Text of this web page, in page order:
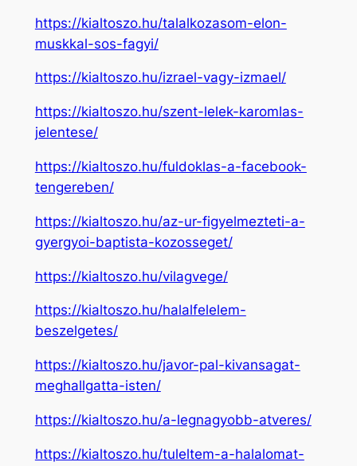
https://kialtoszo.hu/talalkozasom-elon-
muskkal-sos-fagyi/
https://kialtoszo.hu/izrael-vagy-izmael/
https://kialtoszo.hu/szent-lelek-karomlas-
jelentese/
https://kialtoszo.hu/fuldoklas-a-facebook-
tengereben/
https://kialtoszo.hu/az-ur-figyelmezteti-a-
gyergyoi-baptista-kozosseget/
https://kialtoszo.hu/vilagvege/
https://kialtoszo.hu/halalfelelem-
beszelgetes/
https://kialtoszo.hu/javor-pal-kivansagat-
meghallgatta-isten/
https://kialtoszo.hu/a-legnagyobb-atveres/
https://kialtoszo.hu/tuleltem-a-halalomat-